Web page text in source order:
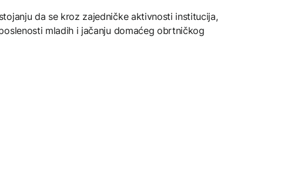
da se kroz zajedničke aktivnosti institucija,
mladih i jačanju domaćeg obrtničkog